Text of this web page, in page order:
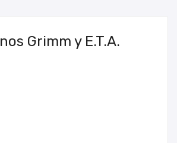
Grimm y E.T.A.